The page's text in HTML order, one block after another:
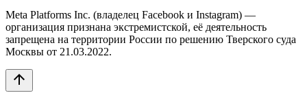
Meta Platforms Inc. (владелец Facebook и Instagram) —
организация признана экстремистской, её деятельность
запрещена на территории России по решению Тверского суда
Москвы от 21.03.2022.
arrow_upward